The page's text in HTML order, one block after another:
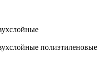
полиэтиленовые